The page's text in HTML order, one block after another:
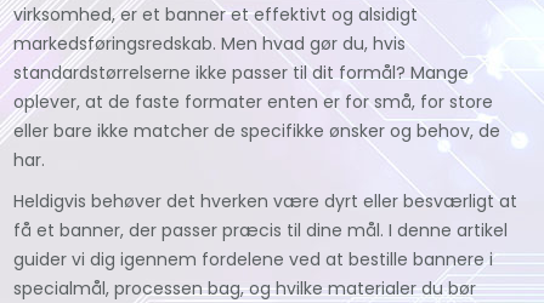
virksomhed, er et banner et effektivt og alsidigt
markedsføringsredskab. Men hvad gør du, hvis
standardstørrelserne ikke passer til dit formål? Mange
oplever, at de faste formater enten er for små, for store
eller bare ikke matcher de specifikke ønsker og behov, de
har.
Heldigvis behøver det hverken være dyrt eller besværligt at
få et banner, der passer præcis til dine mål. I denne artikel
guider vi dig igennem fordelene ved at bestille bannere i
specialmål, processen bag, og hvilke materialer du bør